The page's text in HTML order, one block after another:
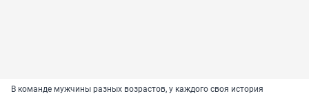
В команде мужчины разных возрастов, у каждого своя история